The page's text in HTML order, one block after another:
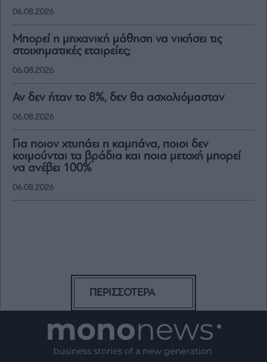
06.08.2026
Μπορεί η μηχανική μάθηση να νικήσει τις
στοιχηματικές εταιρείες;
06.08.2026
Αν δεν ήταν το 8%, δεν θα ασχολιόμασταν
06.08.2026
Για ποιον χτυπάει η καμπάνα, ποιοι δεν
κοιμούνται τα βράδια και ποια μετοχή μπορεί
να ανέβει 100%
06.08.2026
ΠΕΡΙΣΣΟΤΕΡΑ